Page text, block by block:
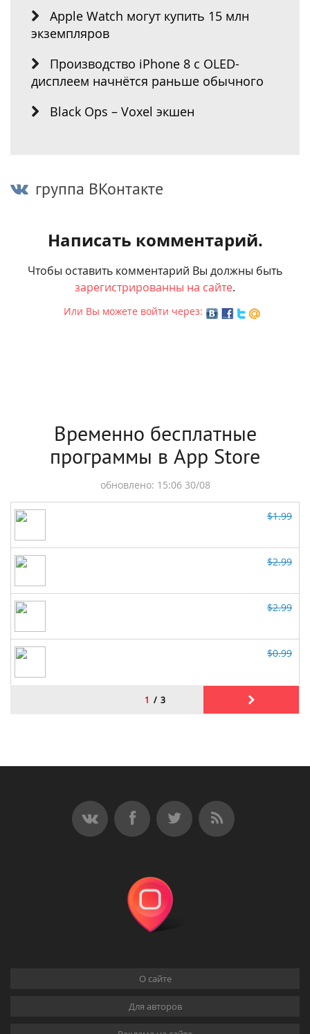
Apple Watch могут купить 15 млн
экземпляров
Производство iPhone 8 с OLED-
дисплеем начнётся раньше обычного
Black Ops – Voxel экшен
группа ВКонтакте
Написать комментарий.
Чтобы оставить комментарий Вы должны быть
зарегистрированны на сайте.
Или Вы можете войти через:
Временно бесплатные
программы в App Store
О сайте
Для авторов